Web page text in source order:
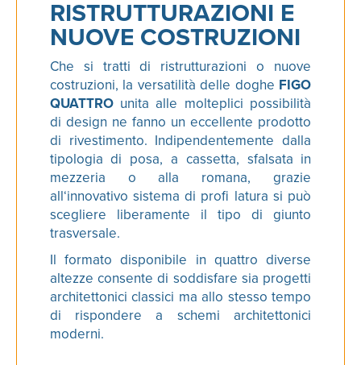
RISTRUTTURAZIONI E
NUOVE COSTRUZIONI
Che si tratti di ristrutturazioni o nuove
costruzioni, la versatilità delle doghe FIGO
QUATTROunita alle molteplici possibilità
di design ne fanno un eccellente prodotto
di rivestimento. Indipendentemente dalla
tipologia di posa, a cassetta, sfalsata in
mezzeria o alla romana, grazie
all‘innovativo sistema di profi latura si può
scegliere liberamente il tipo di giunto
trasversale.
Il formato disponibile in quattro diverse
altezze consente di soddisfare sia progetti
architettonici classici ma allo stesso tempo
di rispondere a schemi architettonici
moderni.